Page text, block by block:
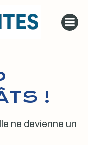
!
ne devienne un